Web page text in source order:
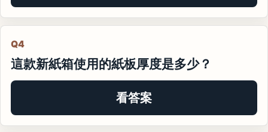
Q4
這款新紙箱使用的紙板厚度是多少？
看答案